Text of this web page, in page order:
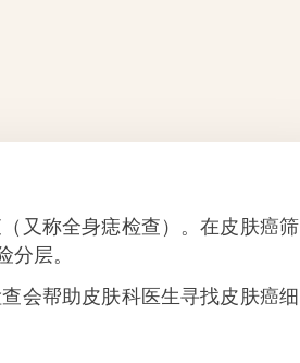
又称全身痣检查）。在皮肤癌筛
层。
会帮助皮肤科医生寻找皮肤癌细